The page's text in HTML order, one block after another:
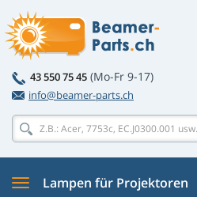
43 550 75 45 (Mo-Fr 9-17)
info@beamer-parts.ch
Lampen für Projektoren